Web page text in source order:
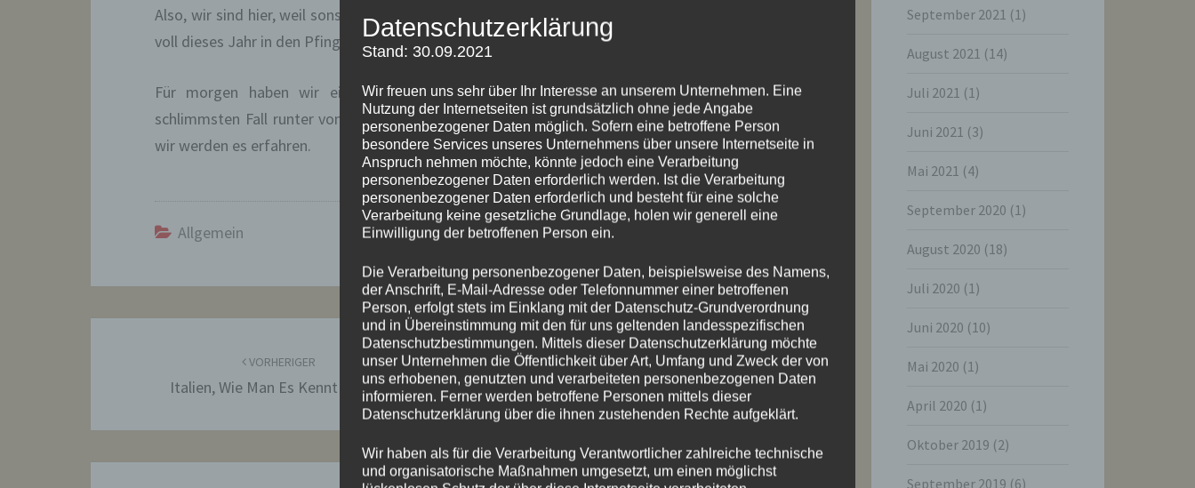
Also, wir sind hier, weil sonst nirgends auch nur für eine Nacht was frei ist. Die Insel ist brutal
voll dieses Jahr in den Pfingst-Ferien. Selbst die Einheimischen sind überrascht.
Für morgen haben wir einen Stellplatz bei Proccio ergattern können. Und dann? Im
schlimmsten Fall runter von der Insel. Aber ob es auf dem Festland besser ausschaut? Naja,
wir werden es erfahren.
Allgemein
VORHERIGER
Italien, Wie Man Es Kennt Und …
NÄCHSTER
Surf And Volley
September 2021 (1)
August 2021 (14)
Juli 2021 (1)
Juni 2021 (3)
Mai 2021 (4)
September 2020 (1)
August 2020 (18)
Juli 2020 (1)
Juni 2020 (10)
Mai 2020 (1)
April 2020 (1)
Oktober 2019 (2)
September 2019 (6)
Datenschutzerklärung
Stand: 30.09.2021
Wir freuen uns sehr über Ihr Interesse an unserem Unternehmen. Eine
Nutzung der Internetseiten ist grundsätzlich ohne jede Angabe
personenbezogener Daten möglich. Sofern eine betroffene Person
besondere Services unseres Unternehmens über unsere Internetseite in
Anspruch nehmen möchte, könnte jedoch eine Verarbeitung
personenbezogener Daten erforderlich werden. Ist die Verarbeitung
personenbezogener Daten erforderlich und besteht für eine solche
Verarbeitung keine gesetzliche Grundlage, holen wir generell eine
Einwilligung der betroffenen Person ein.
Die Verarbeitung personenbezogener Daten, beispielsweise des Namens,
der Anschrift, E-Mail-Adresse oder Telefonnummer einer betroffenen
Person, erfolgt stets im Einklang mit der Datenschutz-Grundverordnung
und in Übereinstimmung mit den für uns geltenden landesspezifischen
Datenschutzbestimmungen. Mittels dieser Datenschutzerklärung möchte
unser Unternehmen die Öffentlichkeit über Art, Umfang und Zweck der von
uns erhobenen, genutzten und verarbeiteten personenbezogenen Daten
informieren. Ferner werden betroffene Personen mittels dieser
Datenschutzerklärung über die ihnen zustehenden Rechte aufgeklärt.
Wir haben als für die Verarbeitung Verantwortlicher zahlreiche technische
und organisatorische Maßnahmen umgesetzt, um einen möglichst